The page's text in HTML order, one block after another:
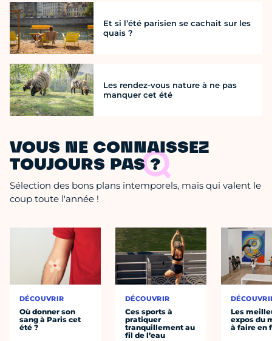
Et si l’été parisien se cachait sur les
quais ?
Les rendez-vous nature à ne pas
manquer cet été
VOUS NE CONNAISSEZ
TOUJOURS PAS ?
Sélection des bons plans intemporels, mais qui valent le
coup toute l'année !
DÉCOUVRIR
Où donner son
sang à Paris cet
été ?
DÉCOUVRIR
Ces sports à
pratiquer
tranquillement au
fil de l’eau
Les
expos du
à faire en